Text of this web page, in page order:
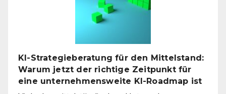
Level
heben
KI-Strategieberatung für den Mittelstand:
Warum jetzt der richtige Zeitpunkt für
eine unternehmensweite KI-Roadmap ist